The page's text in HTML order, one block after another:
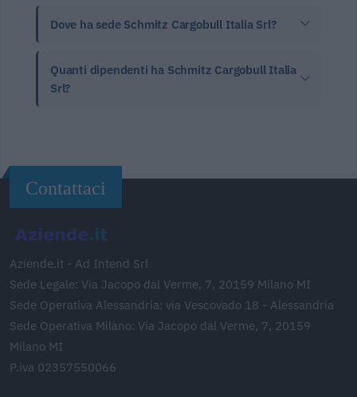
Dove ha sede Schmitz Cargobull Italia Srl?
Quanti dipendenti ha Schmitz Cargobull Italia
Srl?
Contattaci
Aziende.it - Ad Intend Srl
Sede Legale: Via Jacopo dal Verme, 7, 20159 Milano MI
Sede Operativa Alessandria: via Vescovado 18 - Alessandria
Sede Operativa Milano: Via Jacopo dal Verme, 7, 20159
Milano MI
P.iva 02357550066